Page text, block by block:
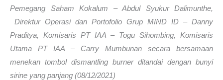
Pemegang Saham Kokalum – Abdul Syukur Dalimunthe,
Direktur Operasi dan Portofolio Grup MIND ID – Danny
Praditya, Komisaris PT IAA – Togu Sihombing, Komisaris
Utama PT IAA – Carry Mumbunan secara bersamaan
menekan tombol dismantling burner ditandai dengan bunyi
sirine yang panjang (08/12/2021)